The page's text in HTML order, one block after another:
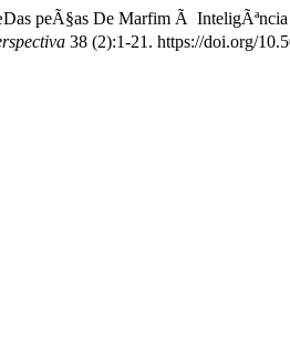
peÃ§as De Marfim Ã
38 (2):1-21. https://doi.org/